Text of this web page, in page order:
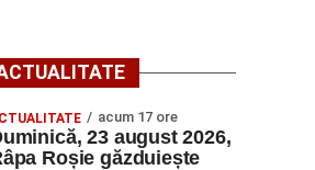
acum 17 ore
23 august 2026,
Roșie găzduiește